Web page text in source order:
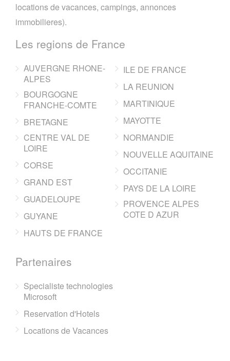
locations de vacances, campings, annonces
immobilieres).
Les regions de France
AUVERGNE RHONE-
ALPES
BOURGOGNE
FRANCHE-COMTE
BRETAGNE
CENTRE VAL DE
LOIRE
CORSE
GRAND EST
GUADELOUPE
GUYANE
HAUTS DE FRANCE
ILE DE FRANCE
LA REUNION
MARTINIQUE
MAYOTTE
NORMANDIE
NOUVELLE AQUITAINE
OCCITANIE
PAYS DE LA LOIRE
PROVENCE ALPES
COTE D AZUR
Partenaires
Specialiste technologies
Microsoft
Reservation d'Hotels
Locations de Vacances